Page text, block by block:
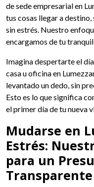
de sede empresarial en
tus cosas llegar a
sin estrés. Nuestro
encargamos de tu
Imagina despertarte el
casa u oficina en
levantado un dedo, sin
Esto es lo que significa
el primer día de tu nueva
Mudarse en
Estrés:
para un
Transparente